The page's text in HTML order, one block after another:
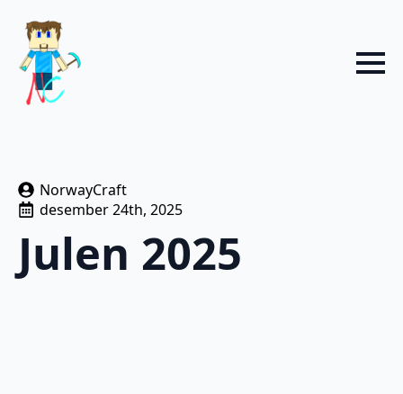
NorwayCraft
desember 24th, 2025
Julen 2025